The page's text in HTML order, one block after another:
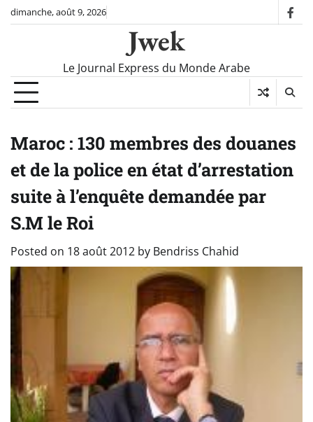
Skipdimanche, août 9, 2026
Jwek
Le Journal Express du Monde Arabe
Maroc : 130 membres des douanes
et de la police en état d’arrestation
suite à l’enquête demandée par
S.M le Roi
Posted on 18 août 2012 by Bendriss Chahid